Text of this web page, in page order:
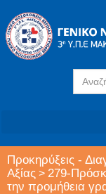
for:
Προκηρύξεις -
Αξίας > 279-
την προμήθεια